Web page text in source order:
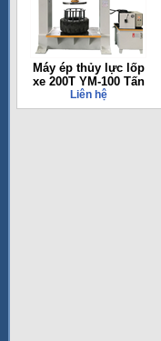
Máy ép thủy lực lốp
xe 200T YM-100 Tấn
Liên hệ